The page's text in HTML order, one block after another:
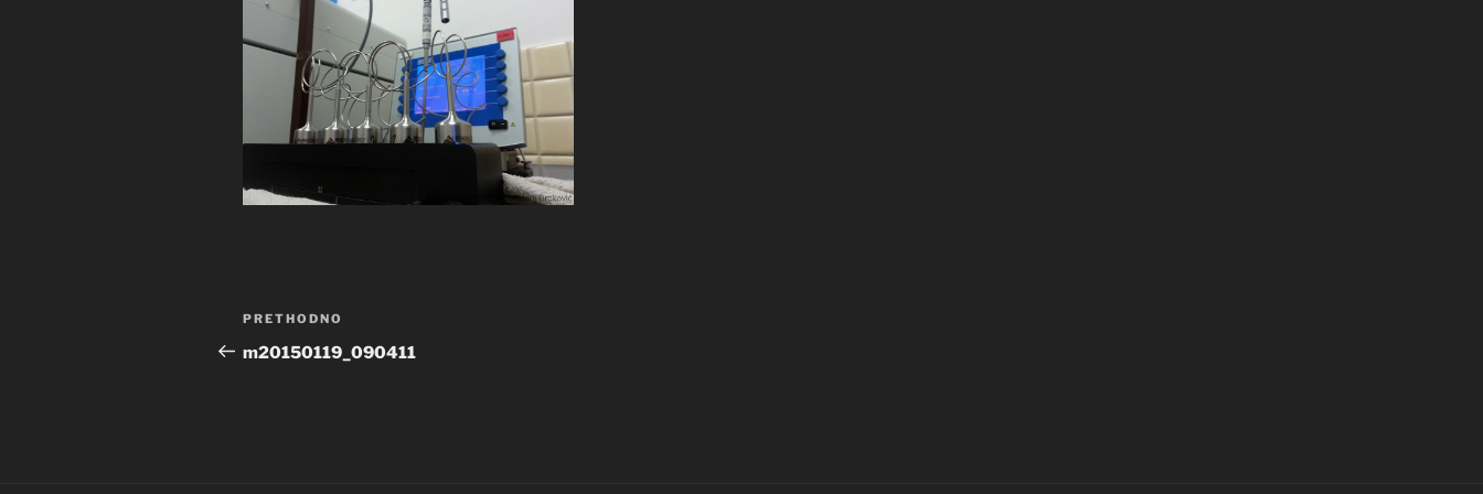
Navigacija
objava
Prethodna
objava
PRETHODNO
m20150119_090411